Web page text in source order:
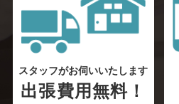
スタッフがお伺いいたします
出張費用無料！